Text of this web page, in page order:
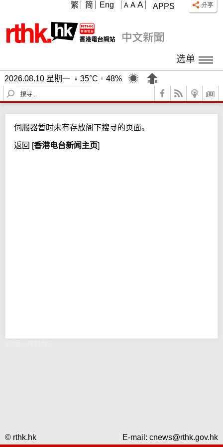
APPS
A A A
繁 简 Eng
选单
2026.08.10 星期一 35°C
48%
S
e
c
h
伺服器暂时未有存放阁下搜寻的页面。
返回 [香港电台新闻主页]
© rthk.hk E-mail: cnews@rthk.gov.hk